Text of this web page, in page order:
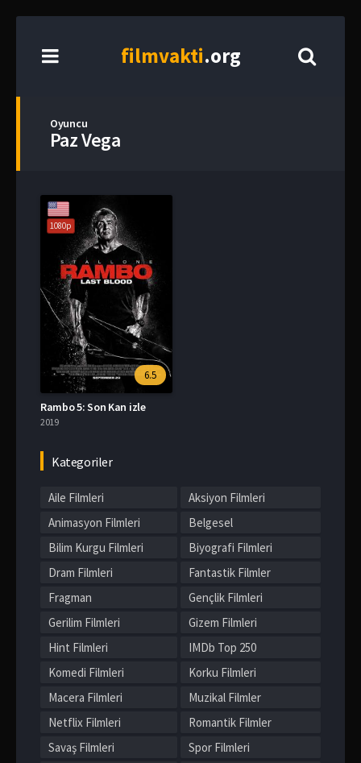
filmvakti.org
Oyuncu
Paz Vega
1080p
6.5
Rambo 5: Son Kan izle
2019
Kategoriler
Aile Filmleri
Aksiyon Filmleri
Animasyon Filmleri
Belgesel
Bilim Kurgu Filmleri
Biyografi Filmleri
Dram Filmleri
Fantastik Filmler
Fragman
Gençlik Filmleri
Gerilim Filmleri
Gizem Filmleri
Hint Filmleri
IMDb Top 250
Komedi Filmleri
Korku Filmleri
Macera Filmleri
Muzikal Filmler
Netflix Filmleri
Romantik Filmler
Savaş Filmleri
Spor Filmleri